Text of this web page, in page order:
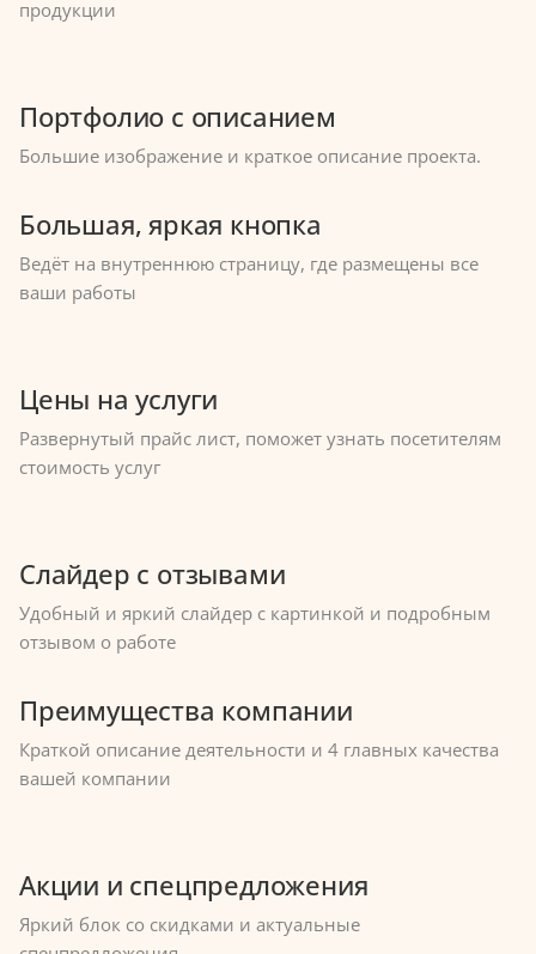
продукции
Портфолио с описанием
Большие изображение и краткое описание проекта.
Большая, яркая кнопка
Ведёт на внутреннюю страницу, где размещены все
ваши работы
Цены на услуги
Развернутый прайс лист, поможет узнать посетителям
стоимость услуг
Слайдер с отзывами
Удобный и яркий слайдер с картинкой и подробным
отзывом о работе
Преимущества компании
Краткой описание деятельности и 4 главных качества
вашей компании
Акции и спецпредложения
Яркий блок со скидками и актуальные